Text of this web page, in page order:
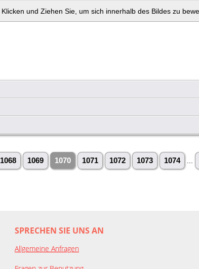
1068 1069 1070 1071 1072 1073 1074
SPRECHEN SIE UNS AN
Allgemeine Anfragen